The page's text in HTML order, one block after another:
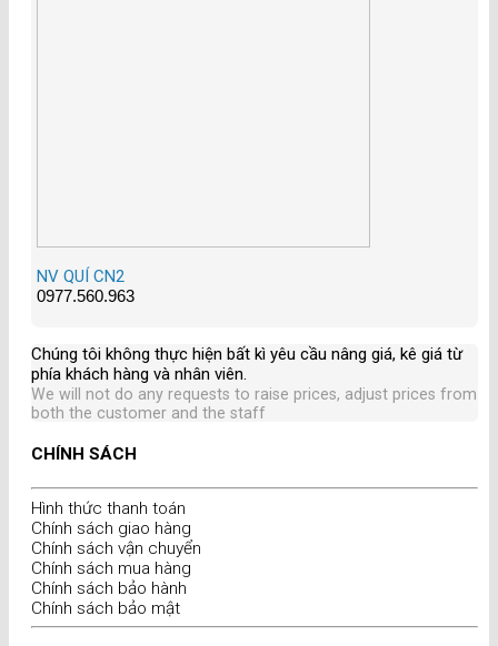
NV QUÍ CN2
0977.560.963
Chúng tôi không thực hiện bất kì yêu cầu nâng giá, kê giá từ
phía khách hàng và nhân viên.
We will not do any requests to raise prices, adjust prices from
both the customer and the staff
CHÍNH SÁCH
Hình thức thanh toán
Chính sách giao hàng
Chính sách vận chuyển
Chính sách mua hàng
Chính sách bảo hành
Chính sách bảo mật